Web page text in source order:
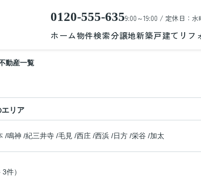
0120-555-6359:00～19:00 / 定休日：水
ホーム物件検索分譲地新築戸建て リフ
動産一覧
リア
/鳴神 /紀三井寺 /毛見 /西庄 /西浜 /日方 /栄谷 /加太
件）